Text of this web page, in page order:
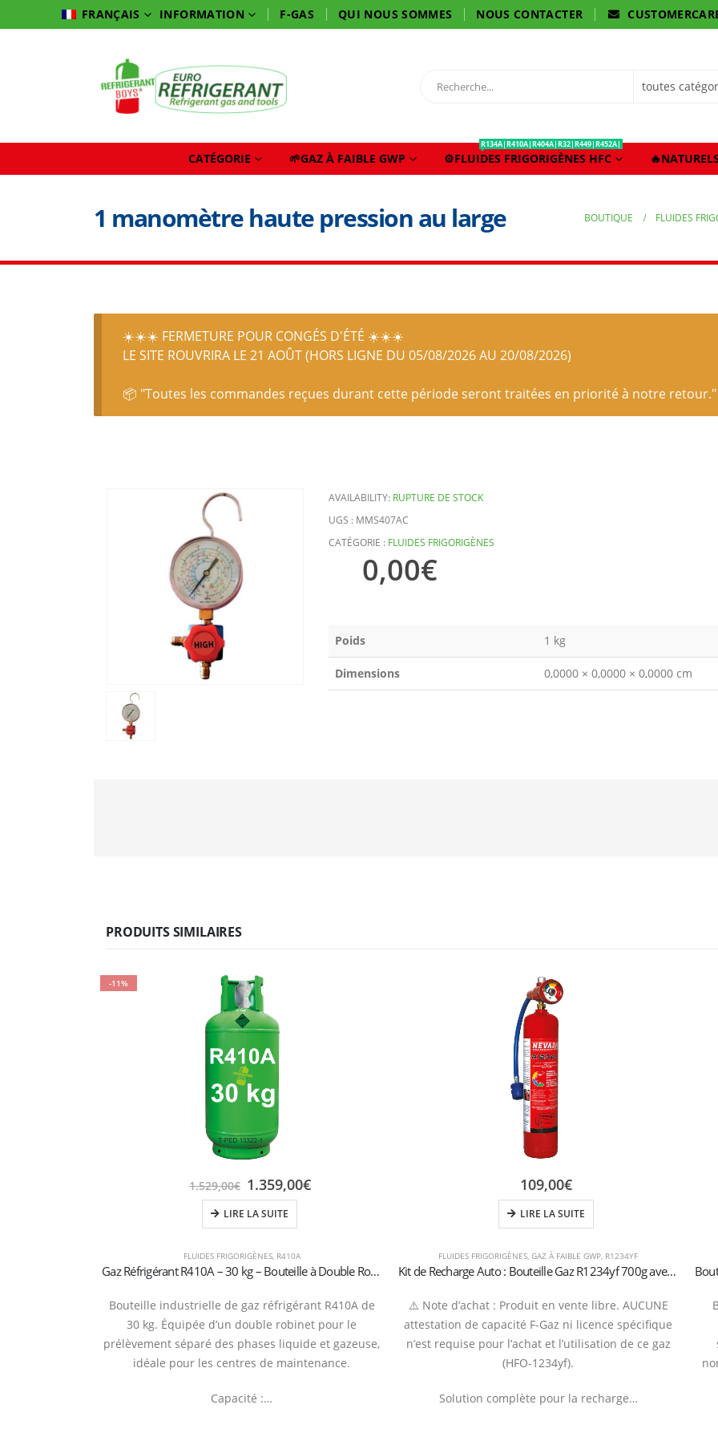
FRANÇAIS INFORMATION F-GAS QUI NOUS SOMMES NOUS CONTACTER
CATÉGORIE 🌱GAZ À FAIBLE GWP ⚙️FLUIDES FRIGORIGÈNES HFC
R134A|R410A|R404A|R32|R449|R452A|
1 manomètre haute pression au large BOUTIQUE FLUIDES
☀️☀️☀️ FERMETURE POUR CONGÉS D'ÉTÉ ☀️☀️☀️
LE SITE ROUVRIRA LE 21 AOÛT (HORS LIGNE DU 05/08/2026 AU 20/08/2026)
📦 "Toutes les commandes reçues durant cette période seront traitées en priorité à notre
AVAILABILITY: RUPTURE DE STOCK
UGS : MMS407AC
CATÉGORIE : FLUIDES FRIGORIGÈNES
0,00€
Poids 1 kg
Dimensions 0,0000 × 0,0000 × 0,0000 cm
PRODUITS SIMILAIRES
-11%
FLUIDES FRIGORIGÈNES, R410A
Gaz Réfrigérant R410A – 30 kg – Bouteille à Double Robinet (Certifiée T-PED)
Bouteille industrielle de gaz réfrigérant R410A de
30 kg. Équipée d’un double robinet pour le
prélèvement séparé des phases liquide et gazeuse,
idéale pour les centres de maintenance.
Capacité :…
1.529,00€ 1.359,00€
LIRE LA SUITE
FLUIDES FRIGORIGÈNES,GAZ À FAIBLE GWP, R1234YF
Kit de Recharge Auto : Bouteille Gaz R1234yf 700g avec Manomètre et Flexible à Raccord Rapide
⚠️ Note d’achat : Produit en vente libre. AUCUNE
attestation de capacité F-Gaz ni licence spécifique
n’est requise pour l’achat et l’utilisation de ce gaz
(HFO-1234yf).
Solution complète pour la recharge…
109,00€
LIRE LA SUITE